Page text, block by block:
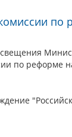
по
по реформе